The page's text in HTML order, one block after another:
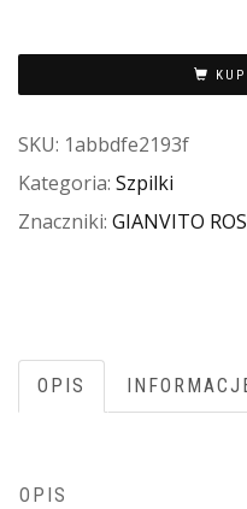
SKU: 1abbdfe2193f
Kategoria: Szpilki
Znaczniki: GIANVITO
OPIS
OPIS